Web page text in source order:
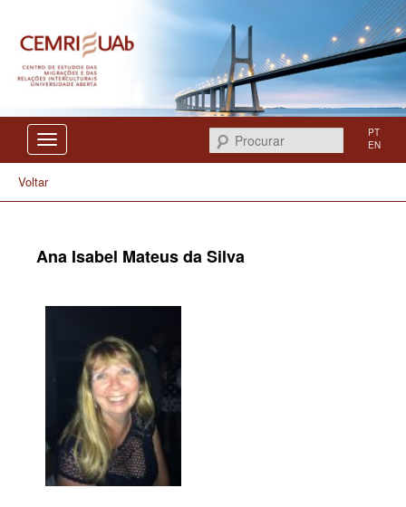
CEMRI
Procurar
PT
EN
Voltar
Ana Isabel Mateus da Silva